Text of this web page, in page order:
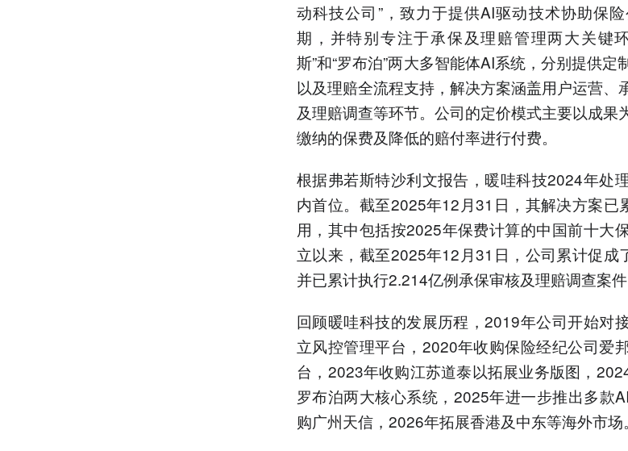
动科技公司”，致力于提供AI驱动技术协助保
期，并特别专注于承保及理赔管理两大关键
斯”和“罗布泊”两大多智能体AI系统，分别提供
以及理赔全流程支持，解决方案涵盖用户运营、
及理赔调查等环节。公司的定价模式主要以成果
缴纳的保费及降低的赔付率进行付费。
根据弗若斯特沙利文报告，暖哇科技2024年处
内首位。截至2025年12月31日，其解决方案已
用，其中包括按2025年保费计算的中国前十大
立以来，截至2025年12月31日，公司累计促成
并已累计执行2.214亿例承保审核及理赔调查案件
回顾暖哇科技的发展历程，2019年公司开始对
立风控管理平台，2020年收购保险经纪公司爱
台，2023年收购江苏道泰以拓展业务版图，
罗布泊两大核心系统，2025年进一步推出多款
购广州天信，2026年拓展香港及中东等海外市场。